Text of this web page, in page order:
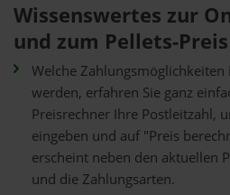
Wissenswertes zur
und zum Pellets-Preis
Welche
werden, erfahren Sie ganz
Preisrechner Ihre Postleitzahl,
eingeben und auf "Preis
erscheint neben den aktuellen
und die Zahlungsarten.